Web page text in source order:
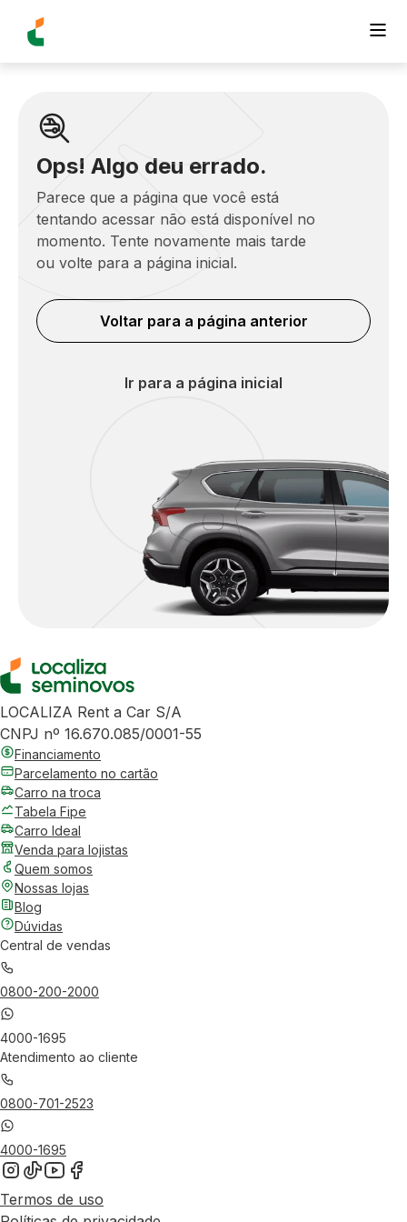
Ops! Algo deu errado.
Parece que a página que você está
tentando acessar não está disponível no
momento. Tente novamente mais tarde
ou volte para a página inicial.
Voltar para a página anterior
Ir para a página inicial
LOCALIZA Rent a Car S/A
CNPJ nº 16.670.085/0001-55
Financiamento
Parcelamento no cartão
Carro na troca
Tabela Fipe
Carro Ideal
Venda para lojistas
Quem somos
Nossas lojas
Blog
Dúvidas
Central de vendas
0800-200-2000
4000-1695
Atendimento ao cliente
0800-701-2523
4000-1695
Termos de uso